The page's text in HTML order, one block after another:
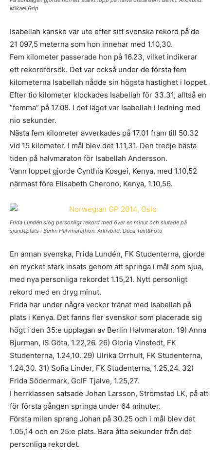
Mikael Grip
Isabellah kanske var ute efter sitt svenska rekord på de
21 097,5 meterna som hon innehar med 1.10,30.
Fem kilometer passerade hon på 16.23, vilket indikerar
ett rekordförsök. Det var också under de första fem
kilometerna Isabellah nådde sin högsta hastighet i loppet.
Efter tio kilometer klockades Isabellah för 33.31, alltså en
”femma” på 17.08. I det läget var Isabellah i ledning med
nio sekunder.
Nästa fem kilometer avverkades på 17.01 fram till 50.32
vid 15 kilometer. I mål blev det 1.11,31. Den tredje bästa
tiden på halvmaraton för Isabellah Andersson.
Vann loppet gjorde Cynthia Kosgei, Kenya, med 1.10,52
närmast före Elisabeth Cherono, Kenya, 1.10,56.
Frida Lundén slog personligt rekord med över en minut och slutade på
sjundeplats i Berlin Halvmarathon. Arkivbild: Deca Text&Foto
En annan svenska, Frida Lundén, FK Studenterna, gjorde
en mycket stark insats genom att springa i mål som sjua,
med nya personliga rekordet 1.15,21. Nytt personligt
rekord med en dryg minut.
Frida har under några veckor tränat med Isabellah på
plats i Kenya. Det fanns fler svenskor som placerade sig
högt i den 35:e upplagan av Berlin Halvmaraton. 19) Anna
Bjurman, IS Göta, 1.22,26. 26) Gloria Vinstedt, FK
Studenterna, 1.24,10. 29) Ulrika Orrhult, FK Studenterna,
1.24,30. 31) Sofia Linder, FK Studenterna, 1.25,24. 32)
Frida Södermark, GoIF Tjalve, 1.25,27.
I herrklassen satsade Johan Larsson, Strömstad LK, på att
för första gången springa under 64 minuter.
Första milen sprang Johan på 30.25 och i mål blev det
1.05,14 och en 25:e plats. Bara åtta sekunder från det
personliga rekordet.